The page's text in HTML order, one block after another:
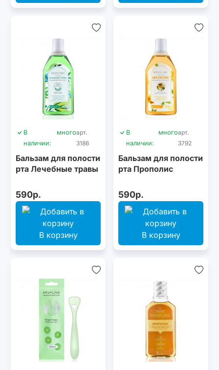
В
наличии:
многоарт.
3186
Бальзам для полости
рта Лечебные травы
590р.
В корзину
В
наличии:
многоарт.
3792
Бальзам для полости
рта Прополис
590р.
В корзину